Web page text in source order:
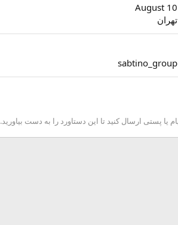
August 10
تهران
sabtino_group
یا پستی ارسال کنید تا این دستاورد را به دست بیاورید.